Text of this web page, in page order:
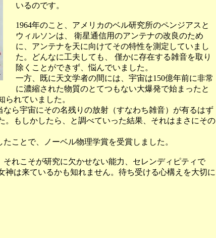
いるのです。
1964年のこと、アメリカのベル研究所のペンジアスと
ウィルソンは、 衛星通信用のアンテナの改良のため
に、アンテナを天に向けてその特性を測定していまし
た。どんなに工夫しても、 僅かに存在する雑音を取り
除くことができず、悩んでいました。
一方、既に天文学者の間には、宇宙は150億年前に非常
に濃縮された物質のとてつもない大爆発で始まったと
れていました。
ら宇宙にその名残りの放射（すなわち雑音）が有るはず
。もしかしたら、と調べていった結果、それはまさにその
ことで、ノーベル物理学賞を受賞しました。
れこそが研究に欠かせない能力、セレンディピティで
神は来ているかも知れません。待ち受ける心構えを大切に